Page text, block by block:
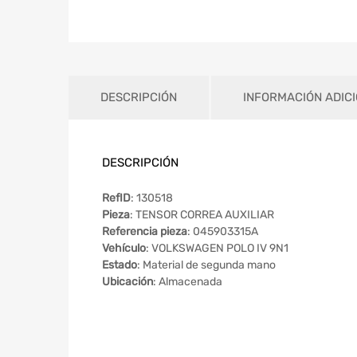
DESCRIPCIÓN INFORMACIÓN
DESCRIPCIÓN
RefID: 130518
Pieza: TENSOR CORREA AUXILIAR
Referencia pieza: 045903315A
Vehículo: VOLKSWAGEN POLO IV 9N1
Estado: Material de segunda mano
Ubicación: Almacenada